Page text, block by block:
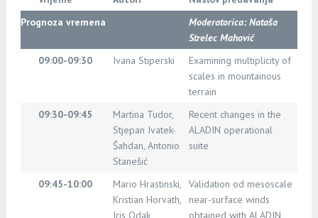
Prognoza vremena
Moderatorica: Nataša
Strelec Mahović
09:00-09:30
Ivana Stiperski
Examining multiplicity of
scales in mountainous
terrain
09:30-09:45
Martina Tudor,
Stjepan Ivatek-
Šahdan, Antonio
Stanešić
Recent changes in the
ALADIN operational
suite
09:45-10:00
Mario Hrastinski,
Kristian Horvath,
Iris Odak
Validation od mesoscale
near-surface winds
obtained with ALADIN